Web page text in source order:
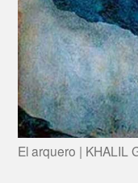
El arquero | KHALIL